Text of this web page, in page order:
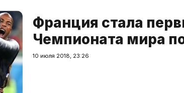
Франция стала
Чемпионата мира
10 июля 2018, 23:26